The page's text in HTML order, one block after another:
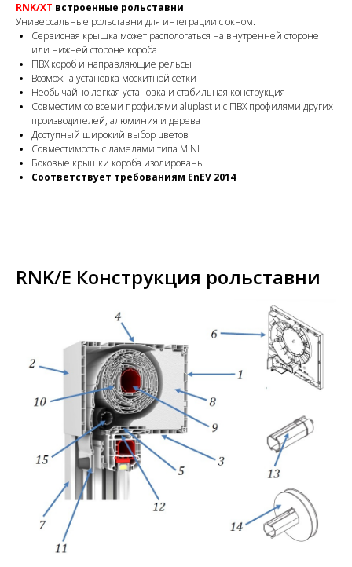
RNK/XT встроенные рольставни
Универсальные рольставни для интеграции с окном.
Сервисная крышка может распологаться на внутренней стороне
или нижней стороне короба
ПВХ короб и направляющие рельсы
Возможна установка москитной сетки
Необычайно легкая установка и стабильная конструкция
Совместим со всеми профилями аluplast и с ПВХ профилями других
производителей, алюминия и дерева
Доступный широкий выбор цветов
Совместимость с ламелями типа MINI
Боковые крышки короба изолированы
Соответствует требованиям EnEV 2014
RNK/E Конструкция рольставни